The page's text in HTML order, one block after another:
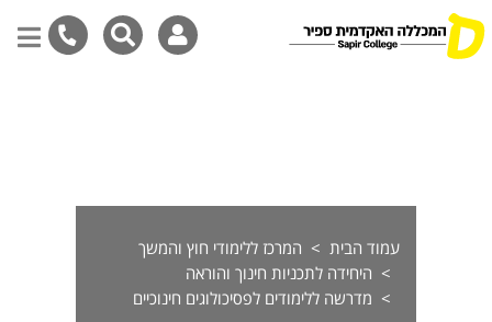
עמוד הבית
המרכז ללימודי חוץ והמשך
היחידה לתכניות חינוך והוראה
מדרשה ללימודים לפסיכולוגים חינוכיים